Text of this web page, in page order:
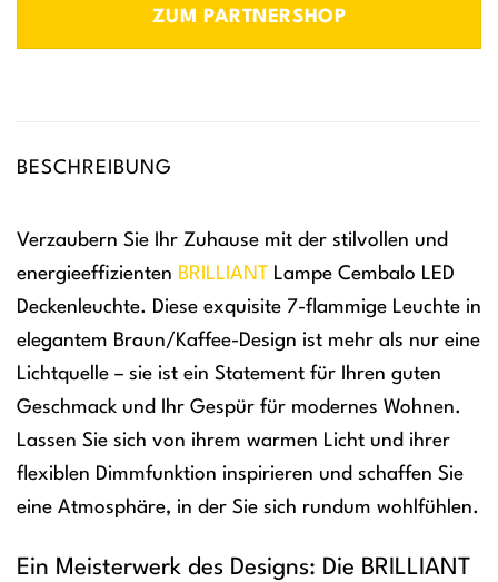
ZUM PARTNERSHOP
BESCHREIBUNG
Verzaubern Sie Ihr Zuhause mit der stilvollen und
energieeffizienten BRILLIANT
Lampe Cembalo LED
Deckenleuchte. Diese exquisite 7-flammige Leuchte in
elegantem Braun/Kaffee-Design ist mehr als nur eine
Lichtquelle – sie ist ein Statement für Ihren guten
Geschmack und Ihr Gespür für modernes Wohnen.
Lassen Sie sich von ihrem warmen Licht und ihrer
flexiblen Dimmfunktion inspirieren und schaffen Sie
eine Atmosphäre, in der Sie sich rundum wohlfühlen.
Ein Meisterwerk des Designs: Die BRILLIANT